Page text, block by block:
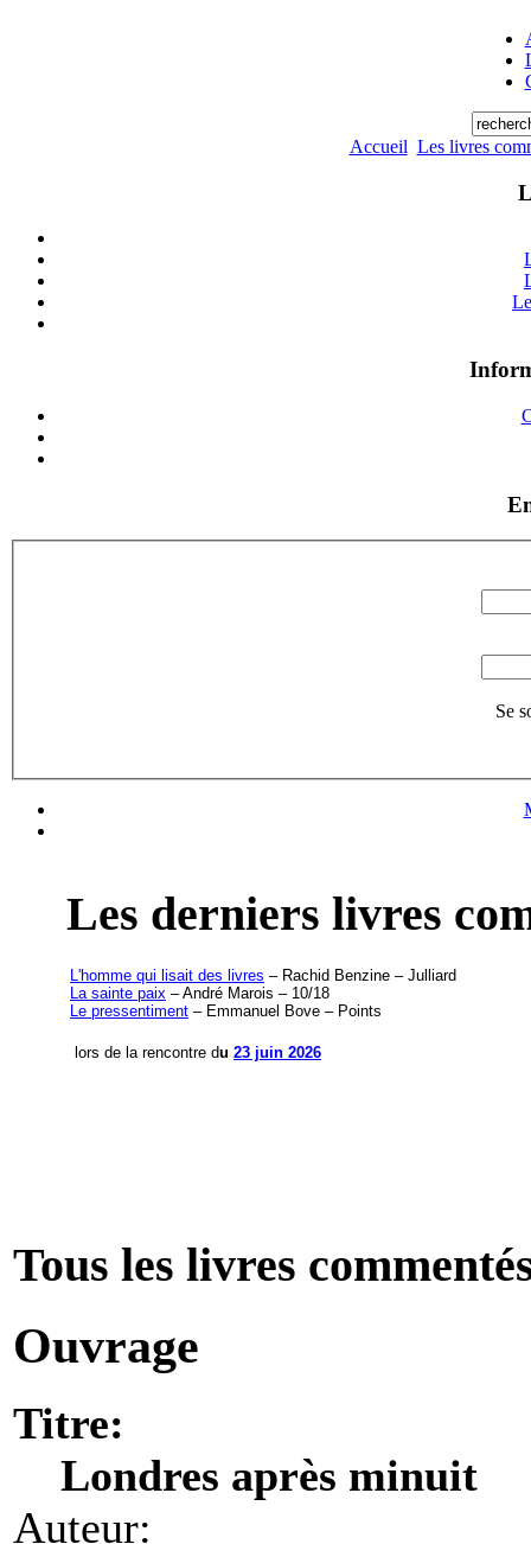
Accueil Les livres
Se
Les derniers livres
L'homme qui lisait des livres – Rachid Benzine – Julliard
La sainte paix – André Marois – 10/18
Le pressentiment – Emmanuel Bove – Points
lors de la rencontre du 23 juin 2026
Tous les livres
Ouvrage
Titre:
Londres après minuit
Auteur: